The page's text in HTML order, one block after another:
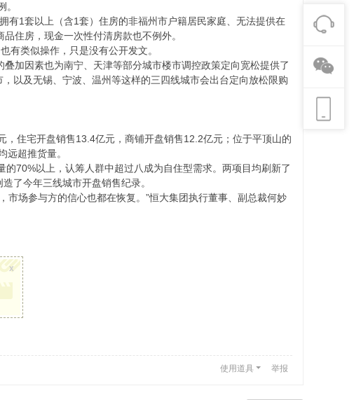
1套以上（含1套）住房的非福州市户籍居民家庭、无法提供在
住房，现金一次性付清房款也不例外。
类似操作，只是没有公开发文。
加因素也为南宁、天津等部分城市楼市调控政策定向宽松提供了
以及无锡、宁波、温州等这样的三四线城市会出台定向放松限购
住宅开盘销售13.4亿元，商铺开盘销售12.2亿元；位于平顶山的
超推货量。
70%以上，认筹人群中超过八成为自住型需求。两项目均刷新了
了今年三线城市开盘销售纪录。
场参与方的信心也都在恢复。”恒大集团执行董事、副总裁何妙
x
使用道具 举报